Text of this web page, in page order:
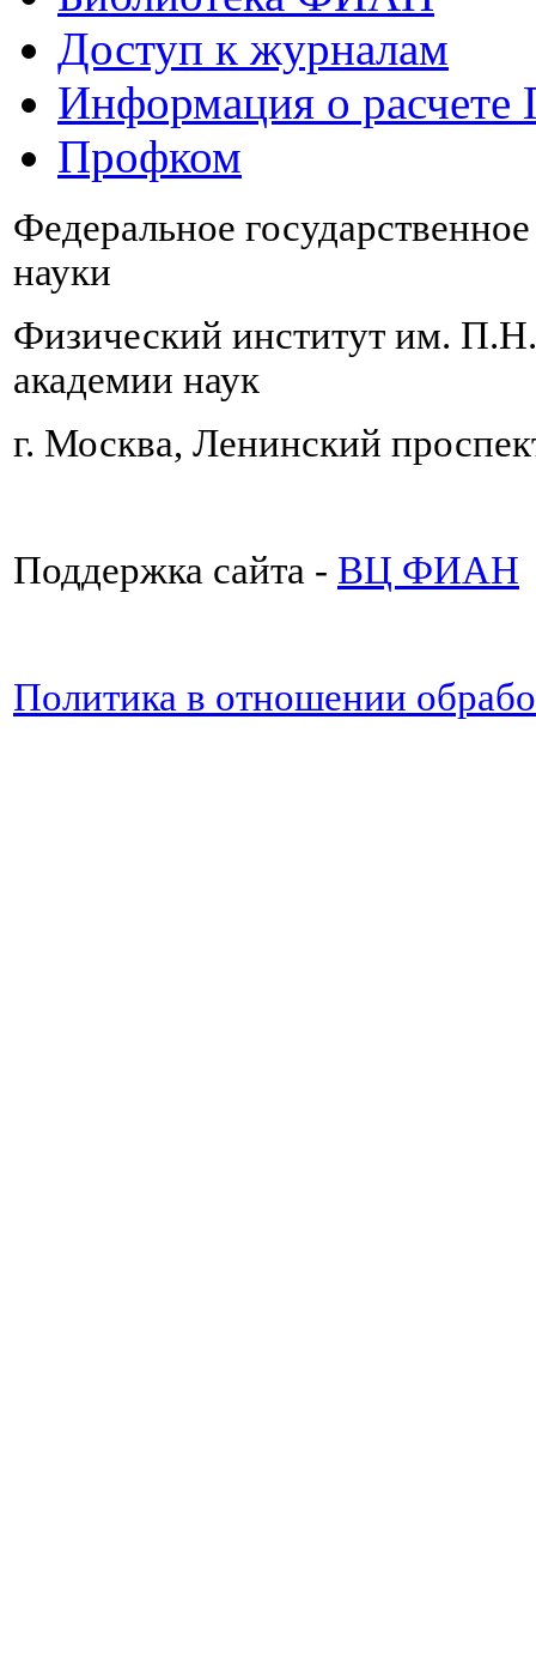
Доступ к журналам
Информация о
Профком
Федеральное
науки
Физический институт им.
академии наук
г. Москва, Ленинский
Поддержка сайта - ВЦ ФИАН
Политика в отношении